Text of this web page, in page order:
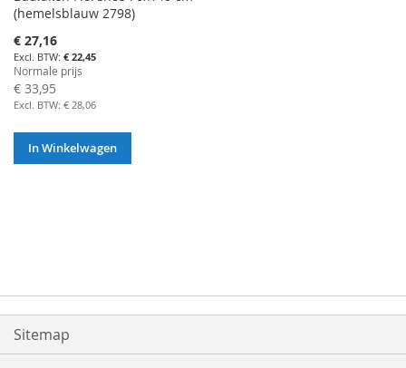
(hemelsblauw 2798)
Aanbiedingsprijs
€ 27,16
€ 22,45
Normale prijs
€ 33,95
€ 28,06
In Winkelwagen
Sitemap